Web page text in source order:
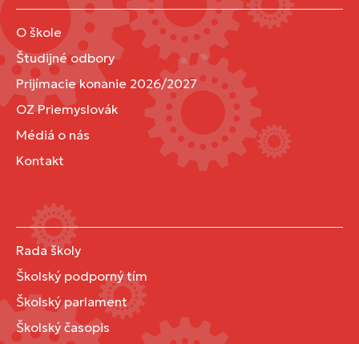
O škole
Študijné odbory
Prijímacie konanie 2026/2027
OZ Priemyslovák
Médiá o nás
Kontakt
Rada školy
Školský podporný tím
Školský parlament
Školský časopis